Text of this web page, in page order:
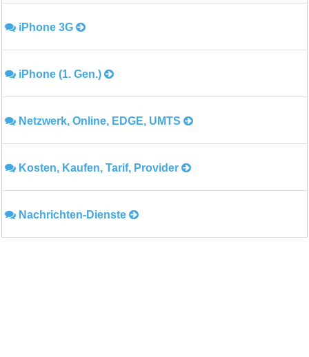
iPhone 3G
iPhone (1. Gen.)
Netzwerk, Online, EDGE, UMTS
Kosten, Kaufen, Tarif, Provider
Nachrichten-Dienste